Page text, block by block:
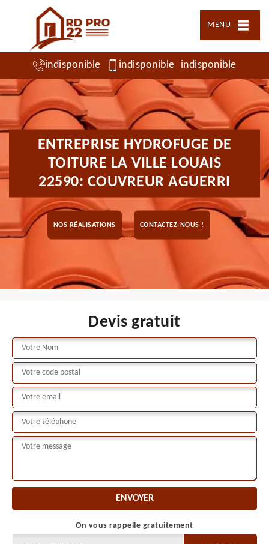
MENU
indisponible indisponible indisponible
ENTREPRISE HYDROFUGE DE
TOITURE LA VILLE LOUAIS
22590: COUVREUR AGUERRI
NOS RÉALISATIONS CONTACTEZ-NOUS !
Devis gratuit
On vous rappelle gratuitement